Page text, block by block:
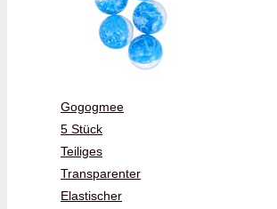
Gogogmee
5 Stück
Teiliges
Transparenter
Elastischer